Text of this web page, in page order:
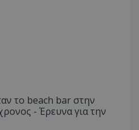
το beach bar στην
- Έρευνα για την